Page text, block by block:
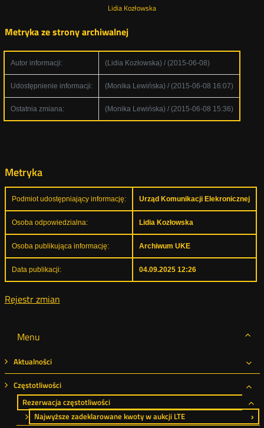
Menu
Aktualności
Częstotliwości
Rezerwacja częstotliwości
Najwyższe zadeklarowane kwoty w aukcji LTE
Lidia Kozłowska
Metryka ze strony archiwalnej
Autor informacji: (Lidia Kozłowska) / (2015-06-08)
Udostępnienie informacji: (Monika Lewińska) / (2015-06-08 16:07)
Ostatnia zmiana: (Monika Lewińska) / (2015-06-08 15:36)
Metryka
Podmiot udostępniający informację: Urząd Komunikacji Elekronicznej
Osoba odpowiedzialna: Lidia Kozłowska
Osoba publikująca informację: Archiwum UKE
Data publikacji: 04.09.2025 12:26
Rejestr zmian